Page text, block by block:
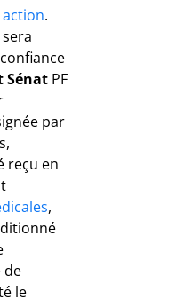
.
Sénat PF
par
reçu en
,
de
le